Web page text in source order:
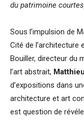
du patrimoine
Sous l’impulsion de
Cité de l’architecture
Bouiller, directeur du
l’art abstrait,
d’expositions dans
architecture et art
est question de